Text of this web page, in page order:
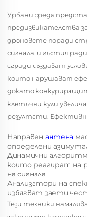
Урбани среда
предизвикателства
дроновете поради
сигнала, и гъстия
сгради създават
които нарушават
докато
клетъчни кули
резултати.
Направен антена
определени
Динамични
които реагират на
на сигнала
Анализатори на
избягват заети
Тези техники